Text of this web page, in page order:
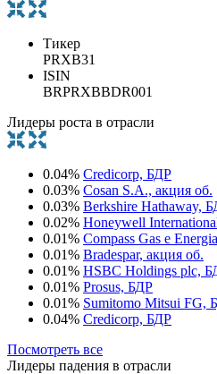
Тикер
PRXB31
ISIN
BRPRXBBDR001
Лидеры роста в отрасли
0.04% Credicorp, БДР
0.03% Cosan S.A., акция об.
0.03% Berkshire Hathaway,
0.02% Honeywell
0.01% Compass Gas e
0.01% Bradespar, акция об.
0.01% HSBC Holdings plc,
0.01% Prosus, БДР
0.01% Sumitomo Mitsui FG,
0.04% Credicorp, БДР
Посмотреть все
Лидеры падения в отрасли